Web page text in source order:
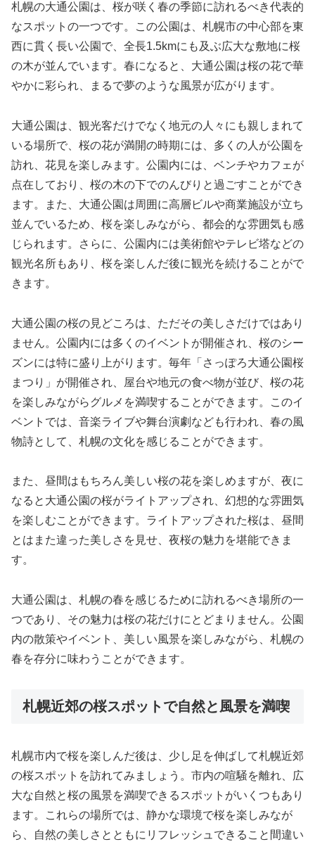
札幌の大通公園は、桜が咲く春の季節に訪れるべき代表的
なスポットの一つです。この公園は、札幌市の中心部を東
西に貫く長い公園で、全長1.5kmにも及ぶ広大な敷地に桜
の木が並んでいます。春になると、大通公園は桜の花で華
やかに彩られ、まるで夢のような風景が広がります。
大通公園は、観光客だけでなく地元の人々にも親しまれて
いる場所で、桜の花が満開の時期には、多くの人が公園を
訪れ、花見を楽しみます。公園内には、ベンチやカフェが
点在しており、桜の木の下でのんびりと過ごすことができ
ます。また、大通公園は周囲に高層ビルや商業施設が立ち
並んでいるため、桜を楽しみながら、都会的な雰囲気も感
じられます。さらに、公園内には美術館やテレビ塔などの
観光名所もあり、桜を楽しんだ後に観光を続けることがで
きます。
大通公園の桜の見どころは、ただその美しさだけではあり
ません。公園内には多くのイベントが開催され、桜のシー
ズンには特に盛り上がります。毎年「さっぽろ大通公園桜
まつり」が開催され、屋台や地元の食べ物が並び、桜の花
を楽しみながらグルメを満喫することができます。このイ
ベントでは、音楽ライブや舞台演劇なども行われ、春の風
物詩として、札幌の文化を感じることができます。
また、昼間はもちろん美しい桜の花を楽しめますが、夜に
なると大通公園の桜がライトアップされ、幻想的な雰囲気
を楽しむことができます。ライトアップされた桜は、昼間
とはまた違った美しさを見せ、夜桜の魅力を堪能できま
す。
大通公園は、札幌の春を感じるために訪れるべき場所の一
つであり、その魅力は桜の花だけにとどまりません。公園
内の散策やイベント、美しい風景を楽しみながら、札幌の
春を存分に味わうことができます。
札幌近郊の桜スポットで自然と風景を満喫
札幌市内で桜を楽しんだ後は、少し足を伸ばして札幌近郊
の桜スポットを訪れてみましょう。市内の喧騒を離れ、広
大な自然と桜の風景を満喫できるスポットがいくつもあり
ます。これらの場所では、静かな環境で桜を楽しみなが
ら、自然の美しさとともにリフレッシュできること間違い